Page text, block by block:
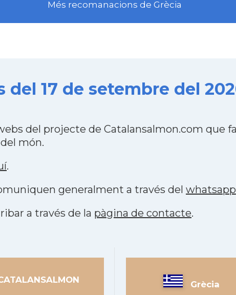
Més recomanacions de Grècia
del 17 de setembre del
del projecte de Catalansalmon.com que
món.
.
generalment a través del whatsapp
a través de la pàgina de contacte.
Grècia